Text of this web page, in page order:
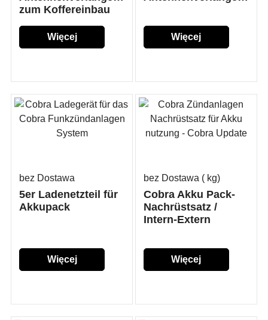
zum Koffereinbau
Więcej Więcej
bez Dostawa
5er Ladenetzteil für
Akkupack
Więcej
bez Dostawa kg
Cobra Akku Pack-
Nachrüstsatz /
Intern-Extern
Więcej